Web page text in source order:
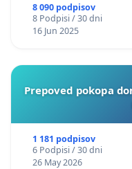
8 090 podpisov
8 Podpisi / 30 dni
16 Jun 2025
Prepoved pokopa
1 181 podpisov
6 Podpisi / 30 dni
26 May 2026